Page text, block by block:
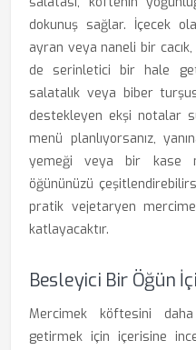
dokunuş sağlar. İçecek
ayran veya naneli bir
de serinletici bir hale
salatalık veya biber
destekleyen ekşi notalar
menü planlıyorsanız,
yemeği veya bir kase
öğününüzü
pratik vejetaryen
katlayacaktır.
Besleyici Bir Öğün
Mercimek köftesini
getirmek için içerisine